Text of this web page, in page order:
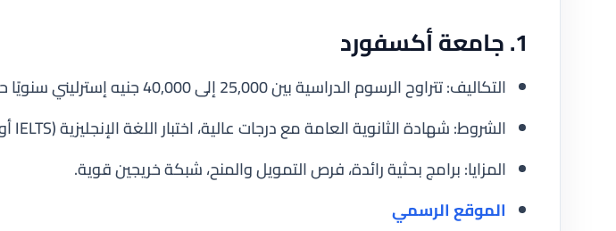
1. جامعة أكسفورد
التكاليف: تتراوح الرسوم الدراسية بين 25,000 إلى 40,000 جنيه إسترليني سنويًا حسب التخصص.
الشروط: شهادة الثانوية العامة مع درجات عالية، اختبار اللغة الإنجليزية (IELTS أو TOEFL).
المزايا: برامج بحثية رائدة، فرص التمويل والمنح، شبكة خريجين قوية.
الموقع الرسمي